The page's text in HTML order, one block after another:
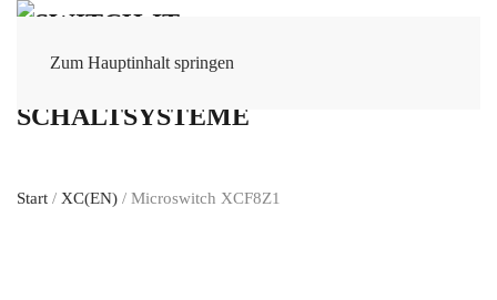
Zum Hauptinhalt springen
Start / XC(EN) / Microswitch XCF8Z1